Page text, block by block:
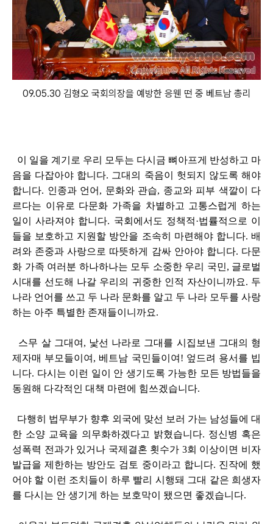
09.05.30 김형오 국회의장을 예방한 응웬 떤 중 베트남 총리
이 일을 계기로 우리 모두는 다시금 뼈아프게 반성하고 마
음을 다잡아야 합니다. 그대의 죽음이 헛되지 않도록 해야
합니다. 인종과 언어, 문화와 관습, 종교와 피부 색깔이 다
르다는 이유로 다문화 가족을 차별하고 고통스럽게 하는
일이 사라져야 합니다. 국회에서도 정책적·법률적으로 이
들을 보호하고 지원할 방안을 조속히 마련해야 합니다. 배
려와 존중과 사랑으로 따뜻하게 감싸 안아야 합니다. 다문
화 가족 여러분 하나하나는 모두 소중한 우리 국민, 글로벌
시대를 선도해 나갈 우리의 귀중한 인적 자산이니까요. 두
나라 언어를 쓰고 두 나라 문화를 알고 두 나라 모두를 사랑
하는 아주 특별한 존재들이니까요.
스무 살 그대여, 낯선 나라로 그대를 시집보낸 그대의 형
제자매 부모들이여, 베트남 국민들이여! 엎드려 용서를 빕
니다. 다시는 이런 일이 안 생기도록 가능한 모든 방법들을
동원해 다각적인 대책 마련에 힘쓰겠습니다.
다행히 법무부가 향후 외국에 맞선 보러 가는 남성들에 대
한 소양 교육을 의무화하겠다고 밝혔습니다. 정신병 혹은
성폭력 전과가 있거나 국제결혼 횟수가 3회 이상이면 비자
발급을 제한하는 방안도 검토 중이라고 합니다. 진작에 했
어야 할 이런 조치들이 하루 빨리 시행돼 그대 같은 희생자
를 다시는 안 생기게 하는 보호막이 됐으면 좋겠습니다.